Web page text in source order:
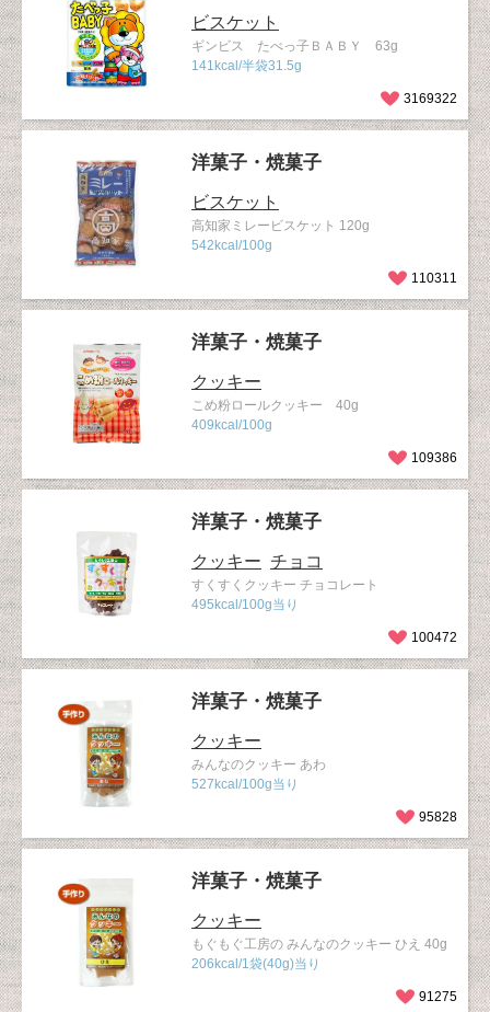
ビスケット
ギンビス たべっ子ＢＡＢＹ 63g
141kcal/半袋31.5g
3169322
洋菓子・焼菓子
ビスケット
高知家ミレービスケット 120g
542kcal/100g
110311
洋菓子・焼菓子
クッキー
こめ粉ロールクッキー 40g
409kcal/100g
109386
洋菓子・焼菓子
クッキー チョコ
すくすくクッキー チョコレート
495kcal/100g当り
100472
洋菓子・焼菓子
クッキー
みんなのクッキー あわ
527kcal/100g当り
95828
洋菓子・焼菓子
クッキー
もぐもぐ工房の みんなのクッキー ひえ 40g
206kcal/1袋(40g)当り
91275